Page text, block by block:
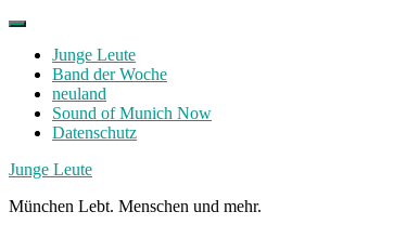
Skip
contentJunge Leute
Band der Woche
neuland
Sound of Munich Now
Datenschutz
Facebook
Twitter
Instagram
Junge Leute
München Lebt. Menschen und mehr.